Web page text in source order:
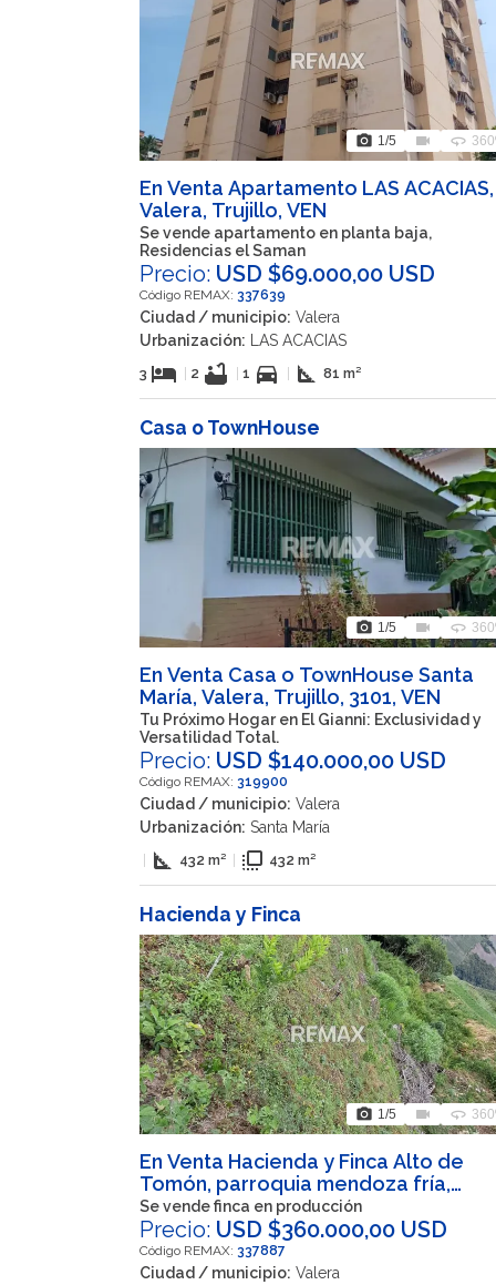
photo_camera 1/5 videocam 360
En Venta Apartamento LAS ACACIAS,
Valera, Trujillo, VEN
Se vende apartamento en planta baja,
Residencias el Saman
Precio: USD $69.000,00 USD
Código REMAX: 337639
Ciudad / municipio: Valera
Urbanización: LAS ACACIAS
3 hotel 2 bathtub 1 directions_car square_foot 81 m²
Casa o TownHouse
photo_camera 1/5 videocam 360
En Venta Casa o TownHouse Santa
María, Valera, Trujillo, 3101, VEN
Tu Próximo Hogar en El Gianni: Exclusividad y
Versatilidad Total.
Precio: USD $140.000,00 USD
Código REMAX: 319900
Ciudad / municipio: Valera
Urbanización: Santa María
square_foot 432 m² flip_to_front 432 m²
Hacienda y Finca
photo_camera 1/5 videocam 360
En Venta Hacienda y Finca Alto de
Tomón, parroquia mendoza fría,
Valera, Trujillo, VEN
Se vende finca en producción
Precio: USD $360.000,00 USD
Código REMAX: 337887
Ciudad / municipio: Valera